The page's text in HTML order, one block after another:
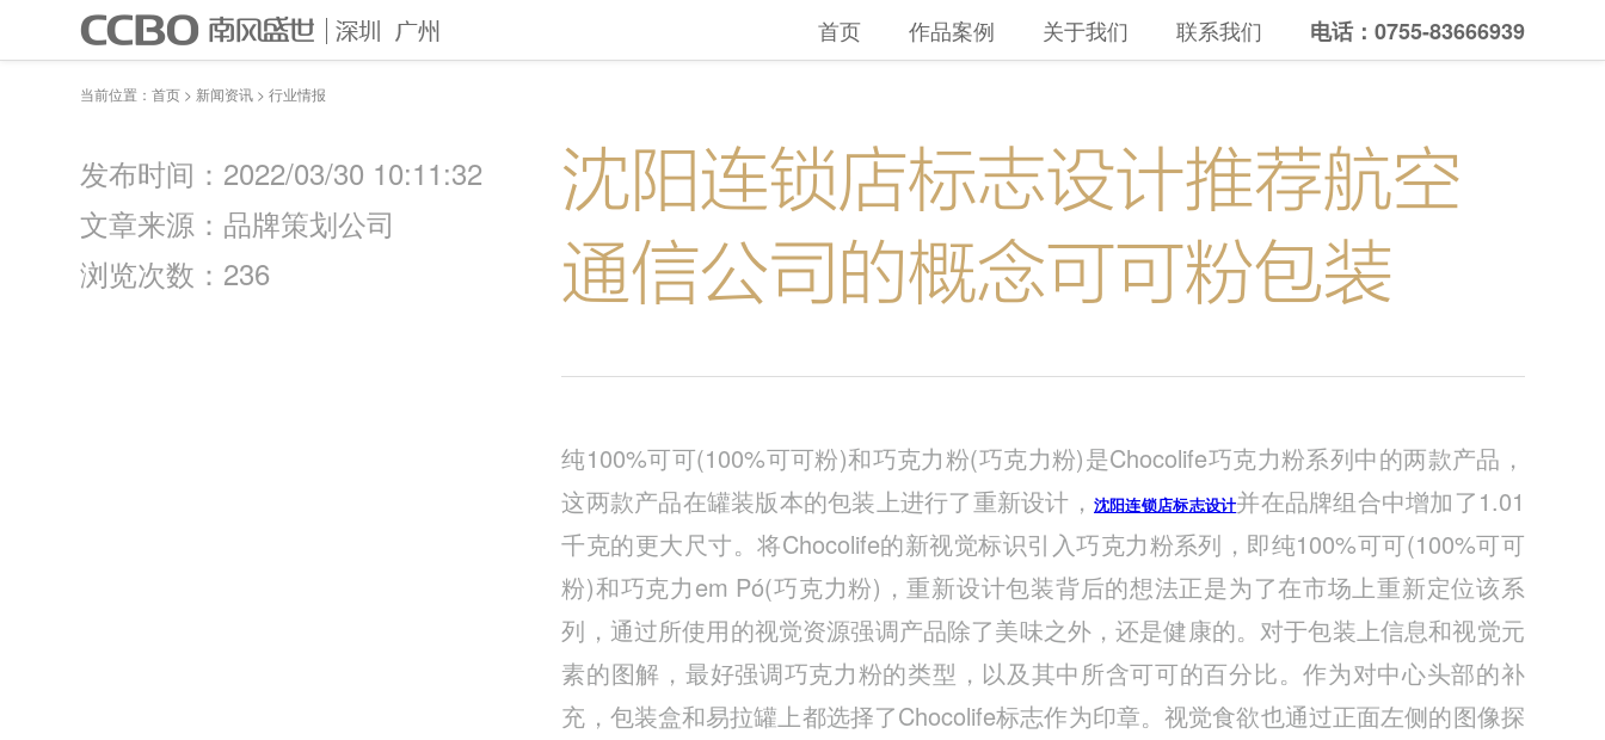
首页 作品案例 关于我们 联系我们 电话：0755-83666939
当前位置：首页 > 新闻资讯 >行业情报
发布时间：2022/03/30 10:11:32
文章来源：品牌策划公司
浏览次数：236
沈阳连锁店标志设计推荐航空
通信公司的概念可可粉包装
纯100%可可(100%可可粉)和巧克力粉(巧克力粉)是Chocolife巧克力粉系列中的两款产品，
这两款产品在罐装版本的包装上进行了重新设计， 沈阳连锁店标志设计并在品牌组合中增加了1.01
千克的更大尺寸。将Chocolife的新视觉标识引入巧克力粉系列，即纯100%可可(100%可可
粉)和巧克力em Pó(巧克力粉)，重新设计包装背后的想法正是为了在市场上重新定位该系
列，通过所使用的视觉资源强调产品除了美味之外，还是健康的。对于包装上信息和视觉元
素的图解，最好强调巧克力粉的类型，以及其中所含可可的百分比。作为对中心头部的补
充，包装盒和易拉罐上都选择了Chocolife标志作为印章。视觉食欲也通过正面左侧的图像探